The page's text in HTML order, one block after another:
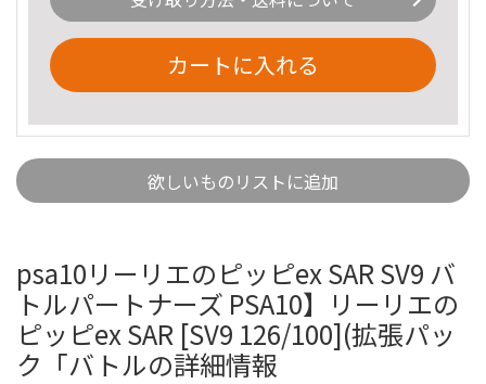
カートに入れる
欲しいものリストに追加
psa10リーリエのピッピex SAR SV9 バ
トルパートナーズ PSA10】リーリエの
ピッピex SAR [SV9 126/100](拡張パッ
ク「バトルの詳細情報